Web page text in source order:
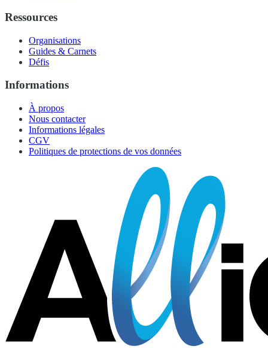
Ressources
Organisations
Guides & Carnets
Défis
Informations
À propos
Nous contacter
Informations légales
CGV
Politiques de protections de vos données